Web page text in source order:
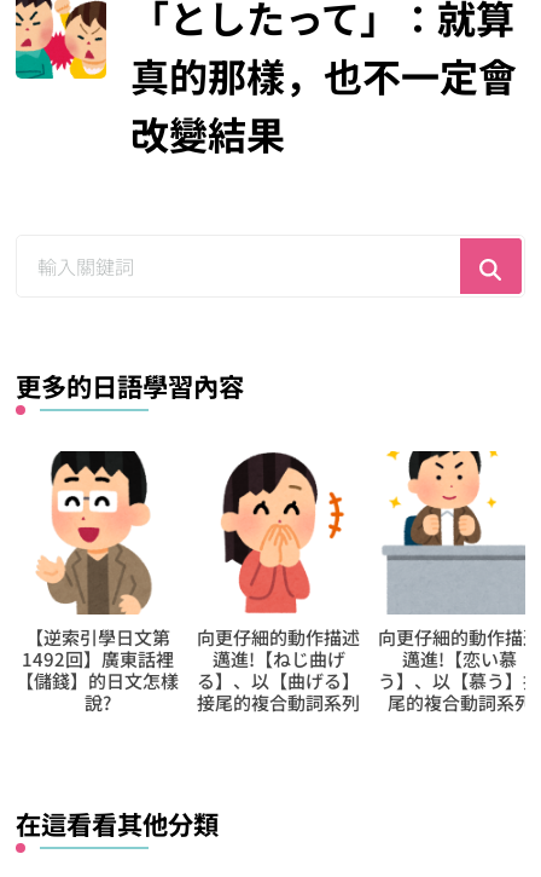
「としたって」：就算
真的那樣，也不一定會
改變結果
更多的日語學習內容
【逆索引學日文第
1492回】廣東話裡
【儲錢】的日文怎樣
說?
向更仔細的動作描述
邁進!【ねじ曲げ
る】、以【曲げる】
接尾的複合動詞系列
向更仔細的動作描述
邁進!【恋い慕
う】、以【慕う】接
尾的複合動詞系列
在這看看其他分類